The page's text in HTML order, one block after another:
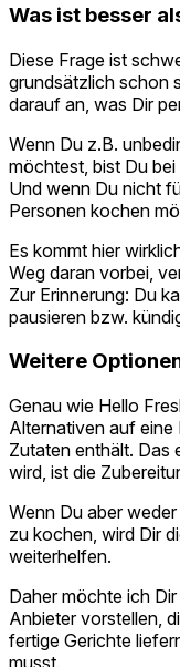
Was ist besser
Diese Frage ist
grundsätzlich schon
darauf an, was Dir
Wenn Du z.B.
möchtest, bist Du
Und wenn Du nicht
Personen kochen
Es kommt hier
Weg daran vorbei,
Zur Erinnerung: Du
pausieren bzw.
Weitere
Genau wie Hello
Alternativen auf
Zutaten enthält. Das
wird, ist die
Wenn Du aber
zu kochen, wird Dir
weiterhelfen.
Daher möchte ich
Anbieter vorstellen,
fertige Gerichte